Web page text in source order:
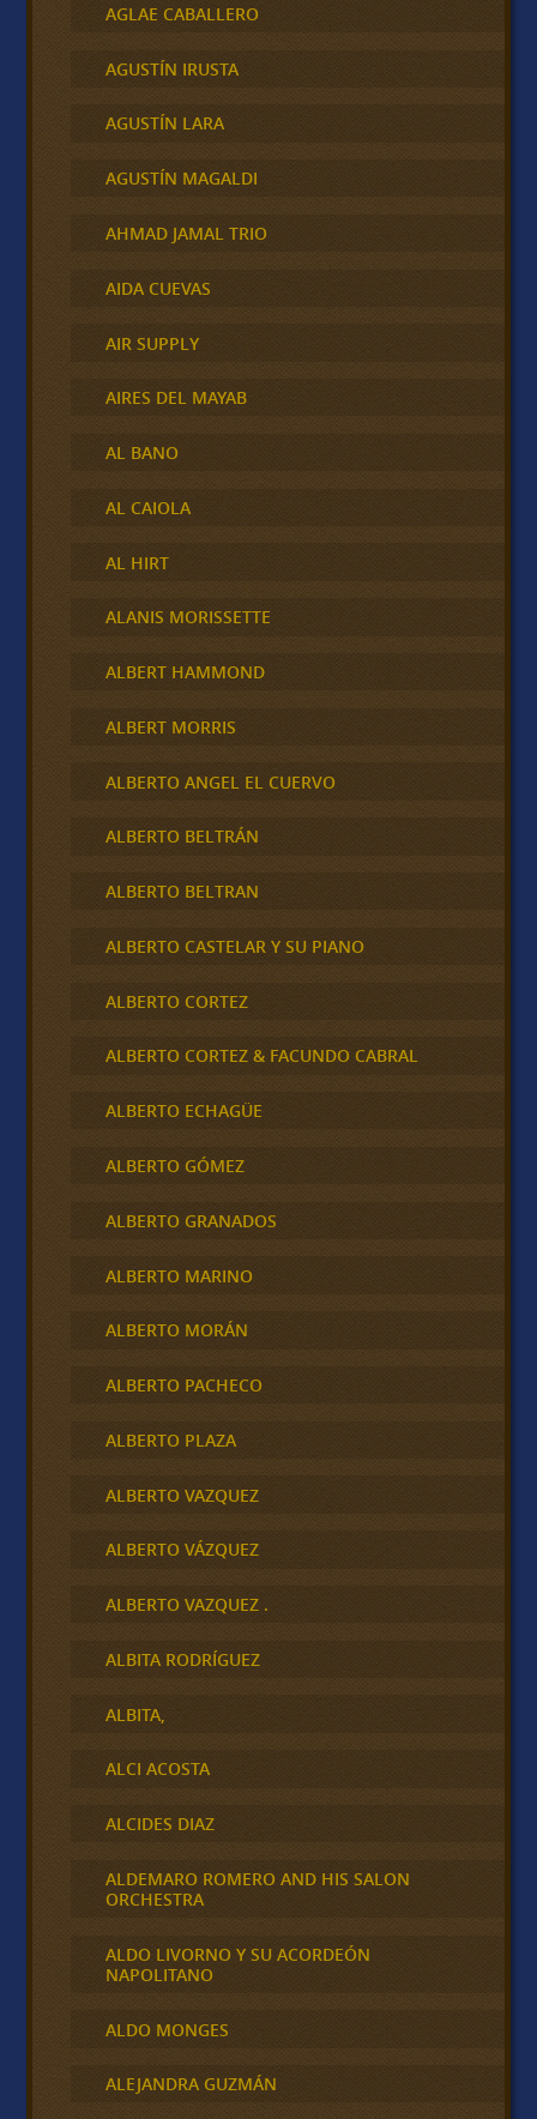
AGLAE CABALLERO
AGUSTÍN IRUSTA
AGUSTÍN LARA
AGUSTÍN MAGALDI
AHMAD JAMAL TRIO
AIDA CUEVAS
AIR SUPPLY
AIRES DEL MAYAB
AL BANO
AL CAIOLA
AL HIRT
ALANIS MORISSETTE
ALBERT HAMMOND
ALBERT MORRIS
ALBERTO ANGEL EL CUERVO
ALBERTO BELTRÁN
ALBERTO BELTRAN
ALBERTO CASTELAR Y SU PIANO
ALBERTO CORTEZ
ALBERTO CORTEZ & FACUNDO CABRAL
ALBERTO ECHAGÜE
ALBERTO GÓMEZ
ALBERTO GRANADOS
ALBERTO MARINO
ALBERTO MORÁN
ALBERTO PACHECO
ALBERTO PLAZA
ALBERTO VAZQUEZ
ALBERTO VÁZQUEZ
ALBERTO VAZQUEZ .
ALBITA RODRÍGUEZ
ALBITA,
ALCI ACOSTA
ALCIDES DIAZ
ALDEMARO ROMERO AND HIS SALON
ORCHESTRA
ALDO LIVORNO Y SU ACORDEÓN
NAPOLITANO
ALDO MONGES
ALEJANDRA GUZMÁN